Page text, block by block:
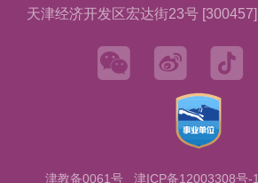
天津经济开发区宏达街23号 [300457]
津教备0061号 津ICP备12003308号-1